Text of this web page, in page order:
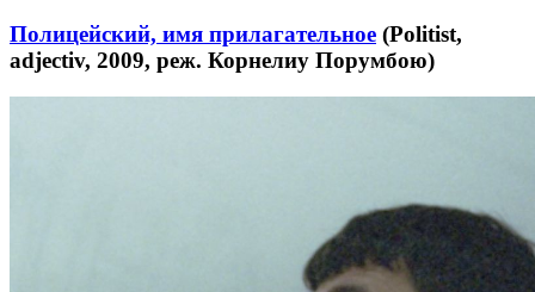
Полицейский, имя прилагательное (Politist,
adjectiv, 2009, реж. Корнелиу Порумбою)